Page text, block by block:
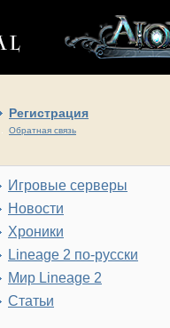
Регистрация
Обратная связь
Игровые серверы
Новости
Хроники
Lineage 2 по-русски
Мир Lineage 2
Статьи